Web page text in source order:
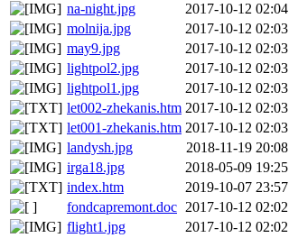
na-night.jpg
2017-10-12 02:04
molnija.jpg
2017-10-12 02:03
may9.jpg
2017-10-12 02:03
lightpol2.jpg
2017-10-12 02:03
lightpol1.jpg
2017-10-12 02:03
let002-zhekanis.htm 2017-10-12 02:03
let001-zhekanis.htm 2017-10-12 02:03
landysh.jpg
2018-11-19 20:08
irga18.jpg
2018-05-09 19:25
index.htm
2019-10-07 23:57
fondcapremont.doc 2017-10-12 02:02
flight1.jpg
2017-10-12 02:02